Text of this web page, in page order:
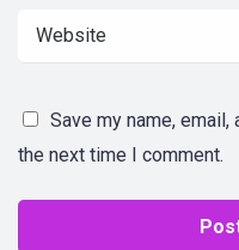
Save my name,
the next time I comment.